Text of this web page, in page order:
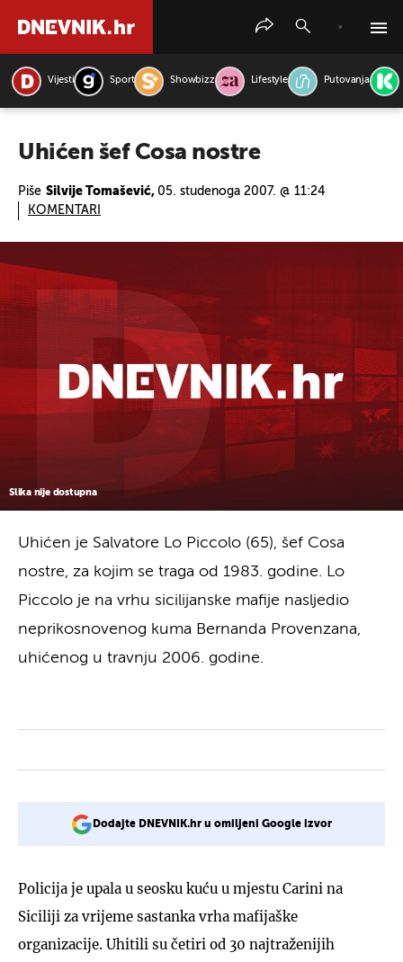
Vijesti Sport Showbizz Lifestyle Putovanja
Uhićen šef Cosa nostre
Piše Silvije Tomašević, 05. studenoga 2007. @ 11:24
KOMENTARI
Slika nije dostupna
Uhićen je Salvatore Lo Piccolo (65), šef Cosa
nostre, za kojim se traga od 1983. godine. Lo
Piccolo je na vrhu sicilijanske mafije nasljedio
neprikosnovenog kuma Bernanda Provenzana,
uhićenog u travnju 2006. godine.
Dodajte DNEVNIK.hr u omiljeni Google izvor
Policija je upala u seosku kuću u mjestu Carini na
Siciliji za vrijeme sastanka vrha mafijaške
organizacije. Uhitili su četiri od 30 najtraženijih
PRETRAŽITE VIJESTI